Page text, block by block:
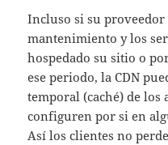
Incluso si su
mantenimiento y los
hospedado su sitio o
ese periodo, la CDN
temporal (caché) de los
configuren por si en
Así los clientes no